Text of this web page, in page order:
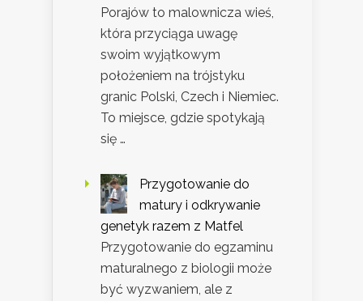
Porajów to malownicza wieś,
która przyciąga uwagę
swoim wyjątkowym
położeniem na trójstyku
granic Polski, Czech i Niemiec.
To miejsce, gdzie spotykają
się …
Przygotowanie do
matury i odkrywanie
genetyk razem z Matfel
Przygotowanie do egzaminu
maturalnego z biologii może
być wyzwaniem, ale z